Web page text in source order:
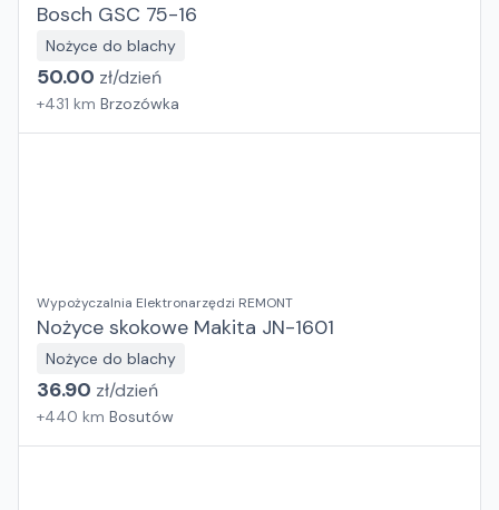
Bosch GSC 75-16
Nożyce do blachy
50.00 zł/dzień
+431 km Brzozówka
Wypożyczalnia Elektronarzędzi REMONT
Nożyce skokowe Makita JN-1601
Nożyce do blachy
36.90 zł/dzień
+440 km Bosutów